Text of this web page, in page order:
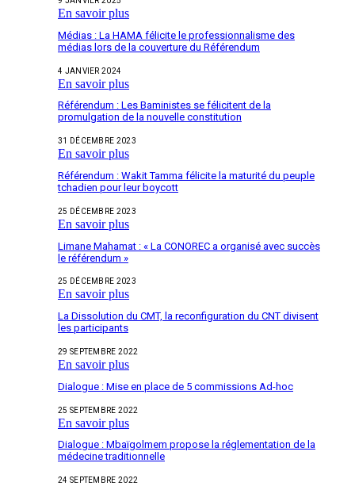
En savoir plus
Médias : La HAMA félicite le professionnalisme des
médias lors de la couverture du Référendum
4 JANVIER 2024
En savoir plus
Référendum : Les Baministes se félicitent de la
promulgation de la nouvelle constitution
31 DÉCEMBRE 2023
En savoir plus
Référendum : Wakit Tamma félicite la maturité du peuple
tchadien pour leur boycott
25 DÉCEMBRE 2023
En savoir plus
Limane Mahamat : « La CONOREC a organisé avec succès
le référendum »
25 DÉCEMBRE 2023
En savoir plus
La Dissolution du CMT, la reconfiguration du CNT divisent
les participants
29 SEPTEMBRE 2022
En savoir plus
Dialogue : Mise en place de 5 commissions Ad-hoc
25 SEPTEMBRE 2022
En savoir plus
Dialogue : Mbaïgolmem propose la réglementation de la
médecine traditionnelle
24 SEPTEMBRE 2022